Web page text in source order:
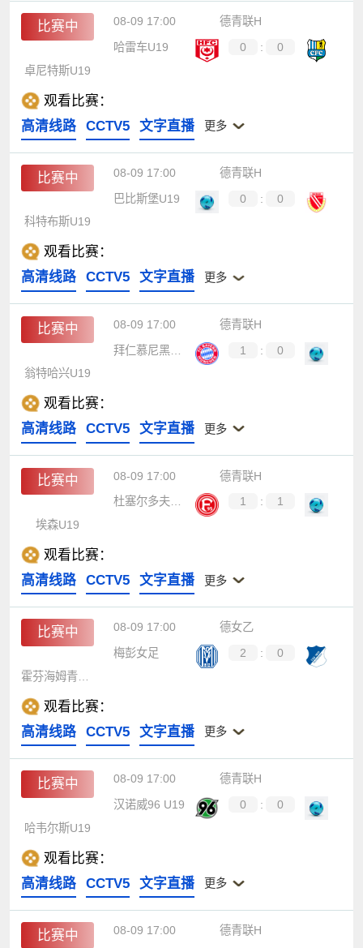
比赛中 08-09 17:00
德青联H
哈雷车U19
0 :
0
卓尼特斯U19
观看比赛：
高清线路
CCTV5 文字直播 更多
比赛中 08-09 17:00
德青联H
巴比斯堡U19
0 :
0
科特布斯U19
观看比赛：
高清线路
CCTV5 文字直播 更多
比赛中 08-09 17:00
德青联H
拜仁慕尼黑U19
1 :
0
翁特哈兴U19
观看比赛：
高清线路
CCTV5 文字直播 更多
比赛中 08-09 17:00
德青联H
杜塞尔多夫U19
1 :
1
埃森U19
观看比赛：
高清线路
CCTV5 文字直播 更多
比赛中 08-09 17:00
德女乙
梅彭女足
2 :
0
观看比赛：
高清线路
CCTV5 文字直播 更多
比赛中 08-09 17:00
德青联H
汉诺威96 U19
0 :
0
哈韦尔斯U19
观看比赛：
高清线路
CCTV5 文字直播 更多
比赛中 08-09 17:00
德青联H